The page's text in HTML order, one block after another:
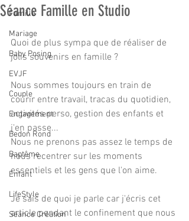
Famille
Mariage
Baby Posing
EVJF
Couple
Engagement
Bedon Rond
Baptême
Enfant
LifeStyle
Séance Création
Séance Famille en Studio
Quoi de plus sympa que de réaliser de
jolis souvenirs en famille ?
Nous sommes toujours en train de
courir entre travail, tracas du quotidien,
activités perso, gestion des enfants et
j'en passe...
Nous ne prenons pas assez le temps de
nous recentrer sur les moments
essentiels et les gens que l'on aime.
Je sais de quoi je parle car j'écris cet
article pendant le confinement que nous